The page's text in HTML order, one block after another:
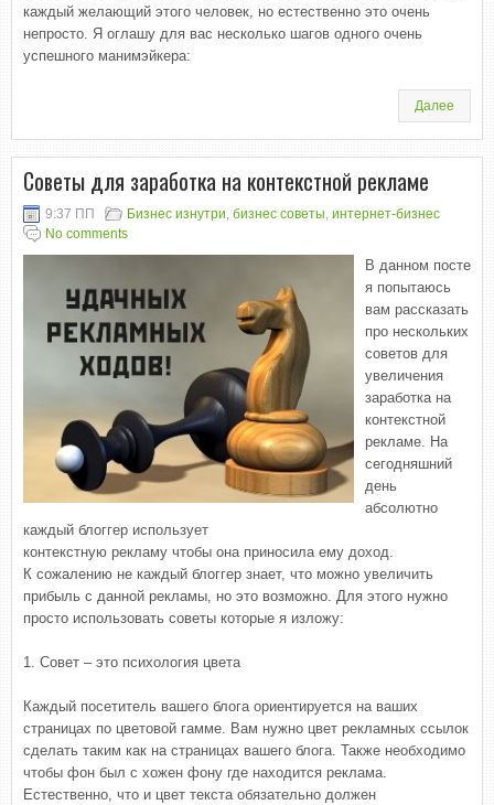
каждый желающий этого человек, но естественно это очень
непросто. Я оглашу для вас несколько шагов одного очень
успешного манимэйкера:
Далее
Советы для заработка на контекстной рекламе
9:37 ПП Бизнес изнутри, бизнес советы, интернет-бизнес
No comments
В данном посте
я попытаюсь
вам рассказать
про нескольких
советов для
увеличения
заработка на
контекстной
рекламе. На
сегодняшний
день
абсолютно
каждый блоггер использует
контекстную рекламу чтобы она приносила ему доход.
К сожалению не каждый блоггер знает, что можно увеличить
прибыль с данной рекламы, но это возможно. Для этого нужно
просто использовать советы которые я изложу:
1. Совет – это психология цвета
Каждый посетитель вашего блога ориентируется на ваших
страницах по цветовой гамме. Вам нужно цвет рекламных ссылок
сделать таким как на страницах вашего блога. Также необходимо
чтобы фон был с хожен фону где находится реклама.
Естественно, что и цвет текста обязательно должен